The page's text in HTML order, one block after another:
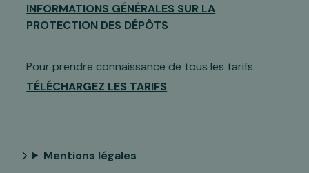
INFORMATIONS GÉNÉRALES SUR LA
PROTECTION DES DÉPÔTS
Pour prendre connaissance de tous les tarifs
TÉLÉCHARGEZ LES TARIFS
Mentions légales